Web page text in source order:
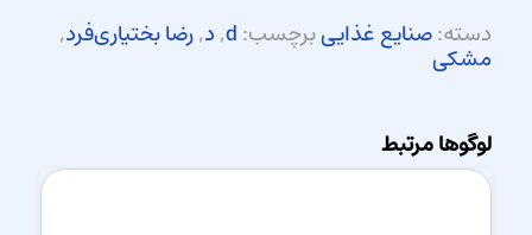
دسته:صنایع غذاییبرچسب:d
,د,رضا بختیاری‌فرد,
مشکی
لوگوها مرتبط